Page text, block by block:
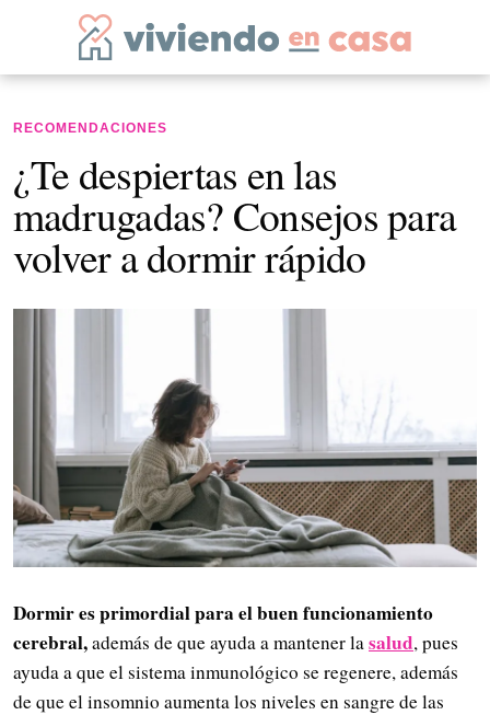
RECOMENDACIONES
¿Te despiertas en las
madrugadas? Consejos para
volver a dormir rápido
Dormir es primordial para el buen funcionamiento
cerebral,además de que ayuda a mantener lasalud, pues
ayuda a que el sistema inmunológico se regenere, además
de que el insomnio aumenta los niveles en sangre de las